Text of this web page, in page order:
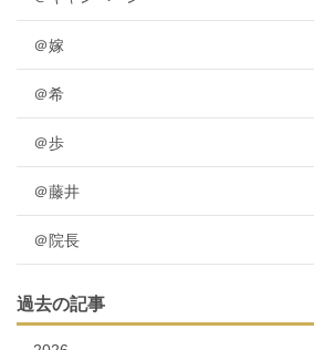
＠嫁
＠希
＠歩
＠藤井
＠院長
過去の記事